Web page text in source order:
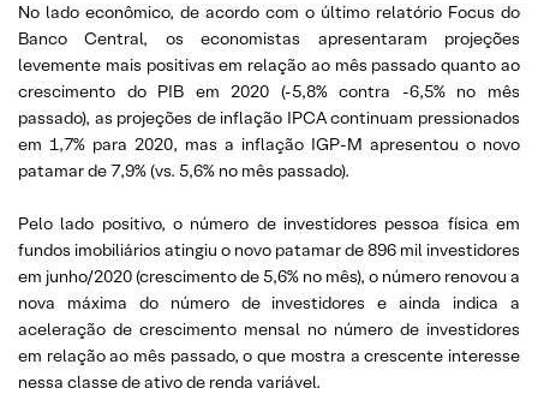
No lado econômico, de acordo com o último relatório Focus do
Banco Central, os economistas apresentaram projeções
levemente mais positivas em relação ao mês passado quanto ao
crescimento do PIB em 2020 (-5,8% contra -6,5% no mês
passado), as projeções de inflação IPCA continuam pressionados
em 1,7% para 2020, mas a inflação IGP-M apresentou o novo
patamar de 7,9% (vs. 5,6% no mês passado).
Pelo lado positivo, o número de investidores pessoa física em
fundos imobiliários atingiu o novo patamar de 896 mil investidores
em junho/2020 (crescimento de 5,6% no mês), o número renovou a
nova máxima do número de investidores e ainda indica a
aceleração de crescimento mensal no número de investidores
em relação ao mês passado, o que mostra a crescente interesse
nessa classe de ativo de renda variável.